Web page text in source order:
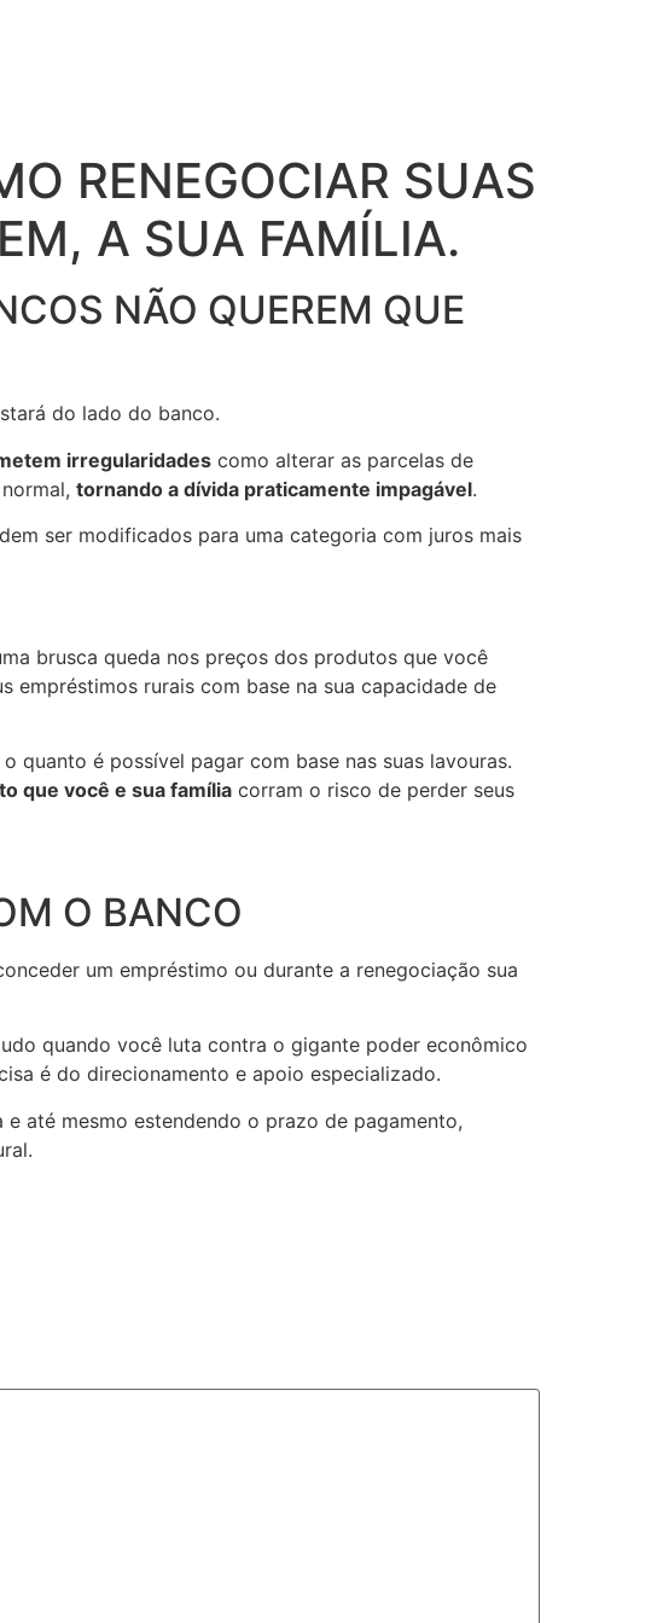
RENEGOCIAR SUAS
A SUA FAMÍLIA.
NÃO QUEREM QUE
do lado do banco.
irregularidades como alterar as parcelas de
tornando a dívida praticamente impagável.
ser modificados para uma categoria com juros mais
brusca queda nos preços dos produtos que você
empréstimos rurais com base na sua capacidade de
quanto é possível pagar com base nas suas lavouras.
que você e sua família corram o risco de perder seus
O BANCO
um empréstimo ou durante a renegociação sua
quando você luta contra o gigante poder econômico
é do direcionamento e apoio especializado.
até mesmo estendendo o prazo de pagamento,